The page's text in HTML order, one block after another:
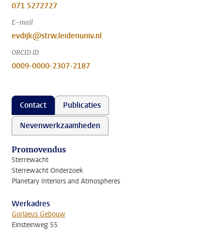
071 5272727
E-mail
evdijk@strw.leidenuniv.nl
ORCID iD
0009-0000-2307-2187
Contact
Publicaties
Nevenwerkzaamheden
Promovendus
Sterrewacht
Sterrewacht Onderzoek
Planetary Interiors and Atmospheres
Werkadres
Gorlaeus Gebouw
Einsteinweg 55